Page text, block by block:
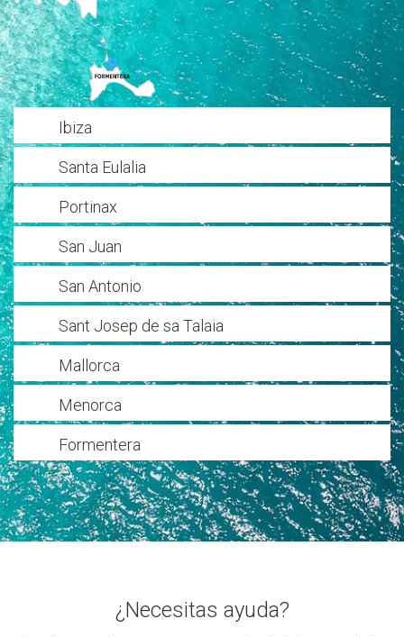
Ibiza
Santa Eulalia
Portinax
San Juan
San Antonio
Sant Josep de sa Talaia
Mallorca
Menorca
Formentera
¿Necesitas ayuda?